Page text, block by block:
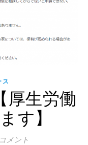
厚生労働
す】
メント